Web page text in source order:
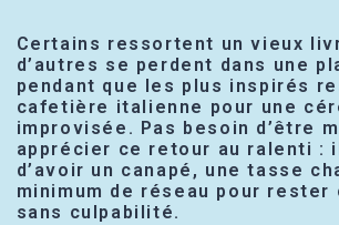
Certains ressortent un vieux
d’autres se perdent dans une
pendant que les plus inspirés
cafetière italienne pour une
improvisée. Pas besoin d’être
apprécier ce retour au ralenti :
d’avoir un canapé, une tasse
minimum de réseau pour rester
sans culpabilité.